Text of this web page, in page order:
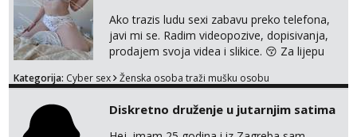
Ako trazis ludu sexi zabavu preko telefona,
javi mi se. Radim videopozive, dopisivanja,
prodajem svoja videa i slikice. 😚 Za lijepu
Viber ili Telegram. +385 91 723 0045
Kategorija: Cyber sex Ženska osoba traži mušku osobu
Diskretno druženje u jutarnjim satima